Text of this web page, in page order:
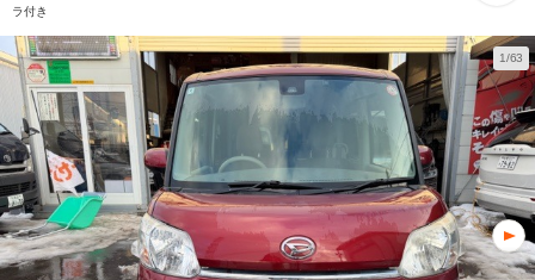
ラ付き
1/63